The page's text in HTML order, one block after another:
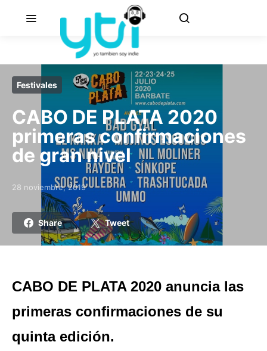
Festivales
CABO DE PLATA 2020
primeras confirmaciones
de gran nivel
Posted on
28 noviembre, 2019
Share Tweet
CABO DE PLATA 2020 anuncia las
primeras confirmaciones de su
quinta edición.